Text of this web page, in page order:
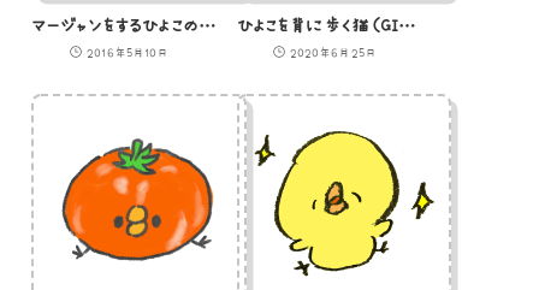
マージャンをするひよこのイラスト
2016年5月10日
ひよこを背に歩く猫（GIFアニメ）
2020年6月25日